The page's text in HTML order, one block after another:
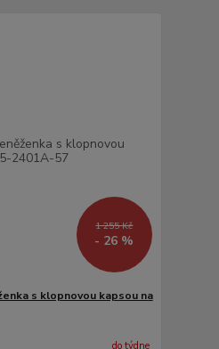
1 255 Kč
- 26 %
s klopnovou kapsou na
do týdne